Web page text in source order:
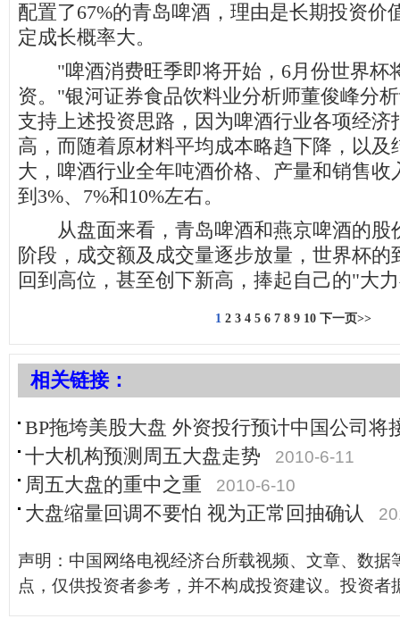
配置了67%的青岛啤酒，理由是长期投资价
定成长概率大。
"啤酒消费旺季即将开始，6月份世界杯
资。"银河证券食品饮料业分析师董俊峰分
支持上述投资思路，因为啤酒行业各项经济
高，而随着原材料平均成本略趋下降，以及
大，啤酒行业全年吨酒价格、产量和销售收
到3%、7%和10%左右。
从盘面来看，青岛啤酒和燕京啤酒的股
阶段，成交额及成交量逐步放量，世界杯的
回到高位，甚至创下新高，捧起自己的"大
1 2 3 4 5 6 7 8 9 10 下一页>>
相关链接：
BP拖垮美股大盘 外资投行预计中国公司将
十大机构预测周五大盘走势
2010-6-11
周五大盘的重中之重 2010-6-10
大盘缩量回调不要怕 视为正常回抽确认
声明：中国网络电视经济台所载视频、文章、数据
点，仅供投资者参考，并不构成投资建议。投资者